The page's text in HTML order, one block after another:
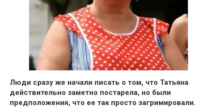
Люди сразу же начали писать о том, что Татьяна
действительно заметно постарела, но были
предположения, что ее так просто загримировали.